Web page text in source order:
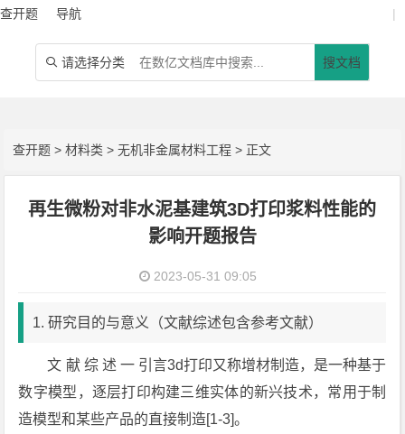
查开题 导航 |
 请选择分类 搜文档
查开题 >材料类 >无机非金属材料工程 > 正文
再生微粉对非水泥基建筑3D打印浆料性能的
影响开题报告
2023-05-31 09:05
1. 研究目的与意义（文献综述包含参考文献）
文 献 综 述 一 引言3d打印又称增材制造，是一种基于
数字模型，逐层打印构建三维实体的新兴技术，常用于制
造模型和某些产品的直接制造[1-3]。